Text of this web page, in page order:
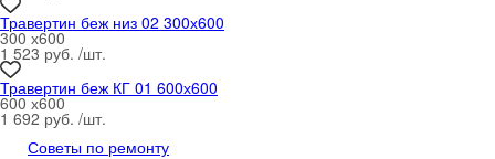
Травертин беж низ 02 300х600
300 х600
1 523 руб. /шт.
Травертин беж КГ 01 600х600
600 х600
1 692 руб. /шт.
Советы по ремонту